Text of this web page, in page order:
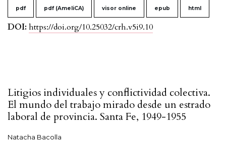
pdf pdf (AmeliCA) visor online epub html
DOI: https://doi.org/10.25032/crh.v5i9.10
Litigios individuales y conflictividad colectiva.
El mundo del trabajo mirado desde un estrado
laboral de provincia. Santa Fe, 1949-1955
Natacha Bacolla